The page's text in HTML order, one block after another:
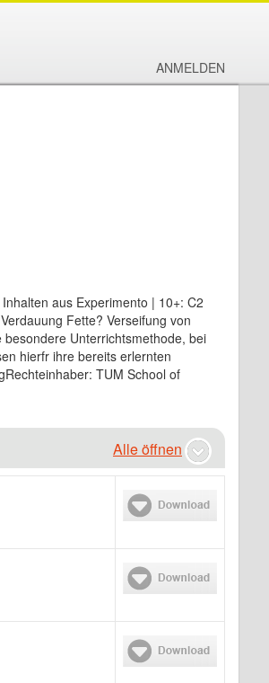
ANMELDEN
aus Experimento | 10+: C2
Fette? Verseifung von
Unterrichtsmethode, bei
hierfr ihre bereits erlernten
TUM School of
Alle öffnen